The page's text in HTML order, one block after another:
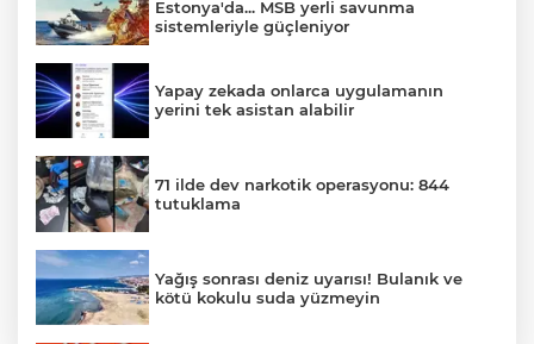
Estonya'da... MSB yerli savunma
sistemleriyle güçleniyor
Yapay zekada onlarca uygulamanın
yerini tek asistan alabilir
71 ilde dev narkotik operasyonu: 844
tutuklama
Yağış sonrası deniz uyarısı! Bulanık ve
kötü kokulu suda yüzmeyin